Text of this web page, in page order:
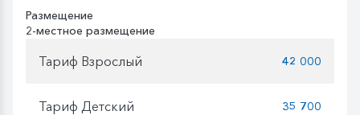
Размещение
2-местное размещение
Тариф Взрослый 42 000
Тариф Детский 35 700